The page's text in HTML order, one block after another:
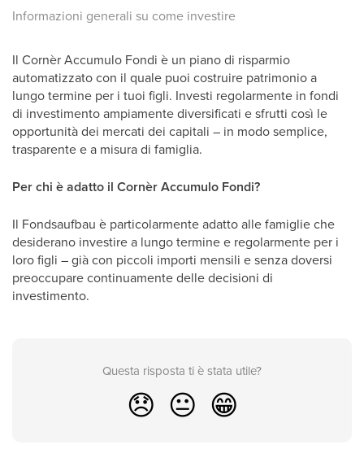
Informazioni generali su come investire
Il Cornèr Accumulo Fondi è un piano di risparmio
automatizzato con il quale puoi costruire patrimonio a
lungo termine per i tuoi figli. Investi regolarmente in fondi
di investimento ampiamente diversificati e sfrutti così le
opportunità dei mercati dei capitali – in modo semplice,
trasparente e a misura di famiglia.
Per chi è adatto il Cornèr Accumulo Fondi?
Il Fondsaufbau è particolarmente adatto alle famiglie che
desiderano investire a lungo termine e regolarmente per i
loro figli – già con piccoli importi mensili e senza doversi
preoccupare continuamente delle decisioni di
investimento.
Questa risposta ti è stata utile?
😞 😐 😁